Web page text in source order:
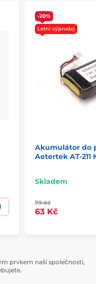
změnit bez
mají pouze
-20%
Letní výprodej
Akumulátor do
Aetertek AT-211
Skladem
79 Kč
63 Kč
prvkem naší společnosti,